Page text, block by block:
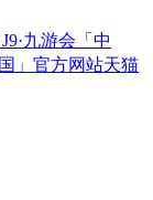
J9·九游会「中
」官方网站天猫